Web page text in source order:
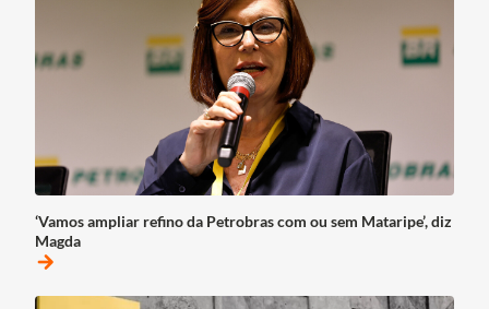
‘Vamos ampliar refino da Petrobras com ou sem Mataripe’, diz
Magda
arrow_forward